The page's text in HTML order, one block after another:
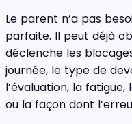
Le parent n’a pas
parfaite. Il peut déjà
déclenche les
journée, le type de
l’évaluation, la
ou la façon dont